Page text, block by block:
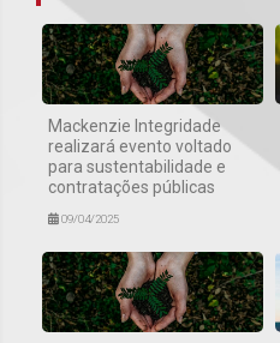
Mackenzie Integridade
realizará evento voltado
para sustentabilidade e
contratações públicas
09/04/2025